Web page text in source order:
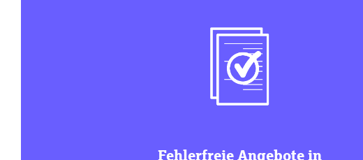
Fehlerfreie Angebote in